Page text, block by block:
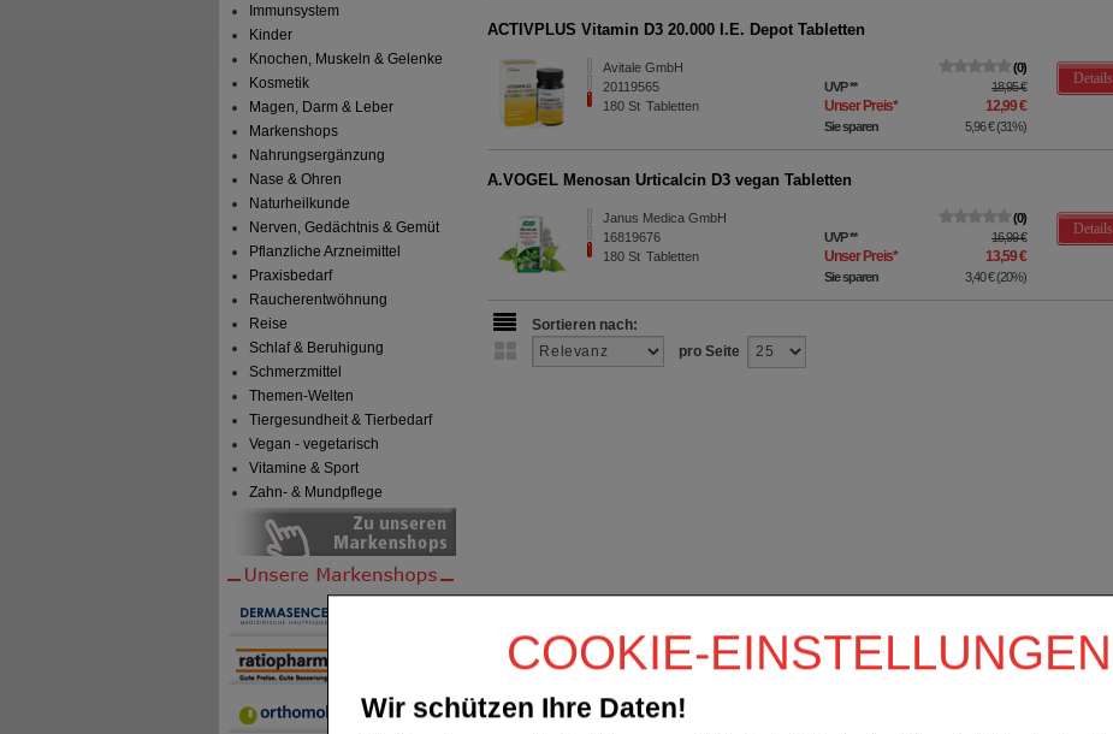
COOKIE-EINSTELLUNGEN
Wir schützen Ihre Daten!
Immunsystem
Kinder
Knochen, Muskeln & Gelenke
Kosmetik
Magen, Darm & Leber
Markenshops
Nahrungsergänzung
Nase & Ohren
Naturheilkunde
Nerven, Gedächtnis & Gemüt
Pflanzliche Arzneimittel
Praxisbedarf
Raucherentwöhnung
Reise
Schlaf & Beruhigung
Schmerzmittel
Themen-Welten
Tiergesundheit & Tierbedarf
Vegan - vegetarisch
Vitamine & Sport
Zahn- & Mundpflege
ACTIVPLUS Vitamin D3 20.000 I.E. Depot Tabletten
Avitale GmbH
20119565
180St Tabletten
0
UVP** 18,95 €
Unser Preis* 12,99 €
Sie sparen 5,96 €(31%)
Details
A.VOGEL Menosan Urticalcin D3 vegan Tabletten
Janus Medica GmbH
16819676
180St Tabletten
0
UVP** 16,99 €
Unser Preis* 13,59 €
Sie sparen 3,40 €(20%)
Details
Sortieren nach:
pro Seite